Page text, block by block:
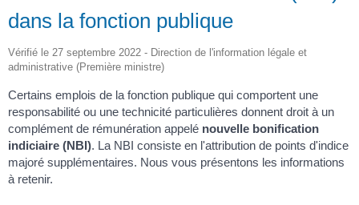
dans la fonction publique
Vérifié le 27 septembre 2022 - Direction de l'information légale et
administrative (Première ministre)
Certains emplois de la fonction publique qui comportent une
responsabilité ou une technicité particulières donnent droit à un
complément de rémunération appelé nouvelle bonification
indiciaire (NBI). La NBI consiste en l'attribution de points d'indice
majoré supplémentaires. Nous vous présentons les informations
à retenir.